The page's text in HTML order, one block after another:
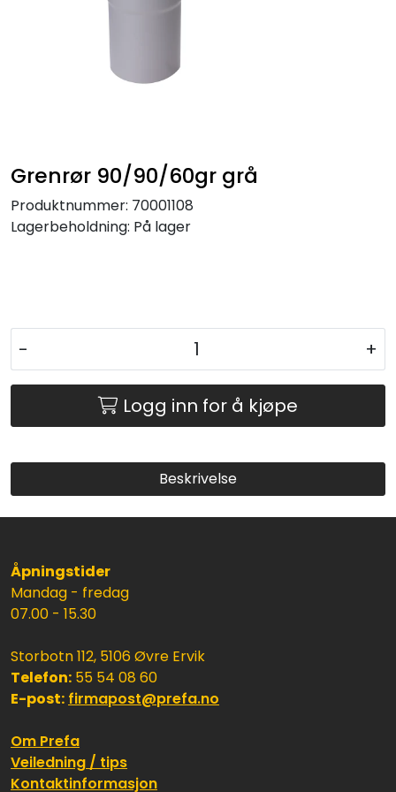
Grenrør 90/90/60gr grå
Produktnummer: 70001108
Lagerbeholdning: På lager
- +
Logg inn for å kjøpe
Beskrivelse
Åpningstider
Mandag - fredag
07.00 - 15.30
Storbotn 112, 5106 Øvre Ervik
Telefon: 55 54 08 60
E-post: firmapost@prefa.no
Om Prefa
Veiledning / tips
Kontaktinformasjon